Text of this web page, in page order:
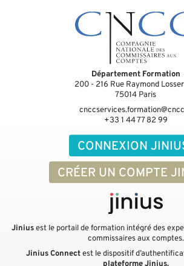
CONNEXION
CRÉER UN COMPTE
Département Formation
200 - 216 Rue Raymond
75014 Paris
+33 1 44 77 82 99
Jiniusest le portail de formation intégré des
commissaires aux comptes.
Jinius Connectest le dispositif